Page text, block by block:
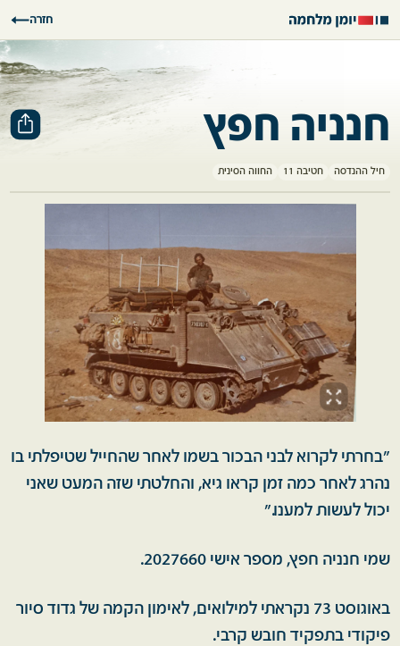
חזרה
חנניה חפץ
חיל ההנדסה חטיבה 11 החווה הסינית
"בחרתי לקרוא לבני הבכור בשמו לאחר שהחייל שטיפלתי בו
נהרג לאחר כמה זמן קראו גיא, והחלטתי שזה המעט שאני
יכול לעשות למענו."
שמי חנניה חפץ, מספר אישי 2027660.
באוגוסט 73 נקראתי למילואים, לאימון הקמה של גדוד סיור
פיקודי בתפקיד חובש קרבי.